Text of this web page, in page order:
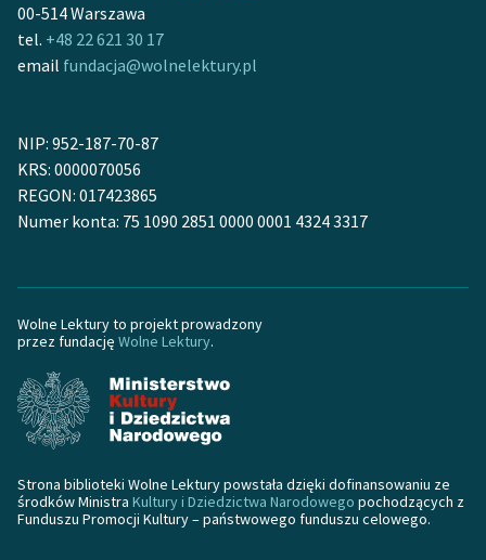
Feministyczne inspiracje.
Popularyzacja
skandynawskiej literatury
Ręce pełne poezji
Kolekcje edukacyjne
twórców przechodzących
do domeny publicznej,
Starego Testamentu
Odkurzamy bohaterów
Szkoła Poezji Wolnych
Lektur
O nas
Kontakt
00-514 Warszawa
tel. +48 22 621 30 17
email fundacja@wolnelektury.pl
NIP: 952-187-70-87
KRS: 0000070056
REGON: 017423865
Numer konta: 75 1090 2851 0000 0001 4324 3317
Wolne Lektury to projekt prowadzony
przez fundację Wolne Lektury.
Strona biblioteki Wolne Lektury powstała dzięki dofinansowaniu ze
środków Ministra Kultury i Dziedzictwa Narodowego pochodzących z
Funduszu Promocji Kultury – państwowego funduszu celowego.